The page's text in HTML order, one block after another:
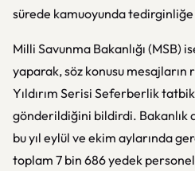
sürede kamuoyunda tedirginliğe
Milli Savunma Bakanlığı (MSB)
yaparak, söz konusu
Yıldırım Serisi Seferberlik
gönderildiğini bildirdi. Bakanlık
bu yıl eylül ve ekim aylarında
toplam 7 bin 686 yedek